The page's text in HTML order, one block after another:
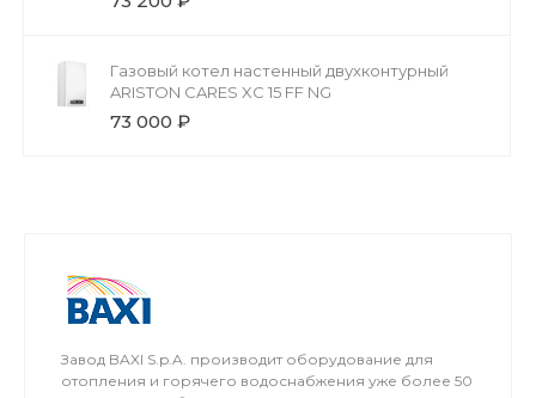
Газовый котел настенный двухконтурный
ARISTON CARES XС 15 FF NG
73 000 ₽
Завод BAXI S.p.A. производит оборудование для
отопления и горячего водоснабжения уже более 50